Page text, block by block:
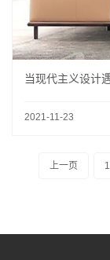
当现代主义设计
2021-11-23
上一页 1